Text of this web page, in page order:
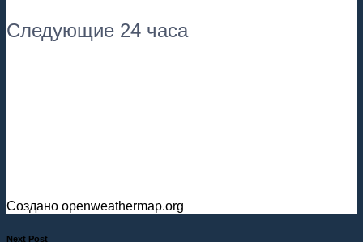
Следующие 24 часа
Создано openweathermap.org
Next Post